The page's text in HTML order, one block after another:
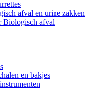
afval en urine zakken
Biologisch afval
en bakjes